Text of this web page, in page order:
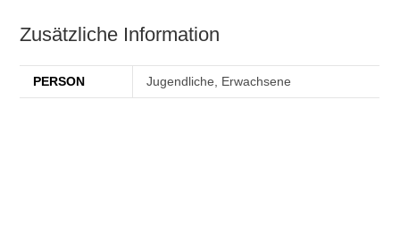
Zusätzliche Information
PERSON Jugendliche, Erwachsene